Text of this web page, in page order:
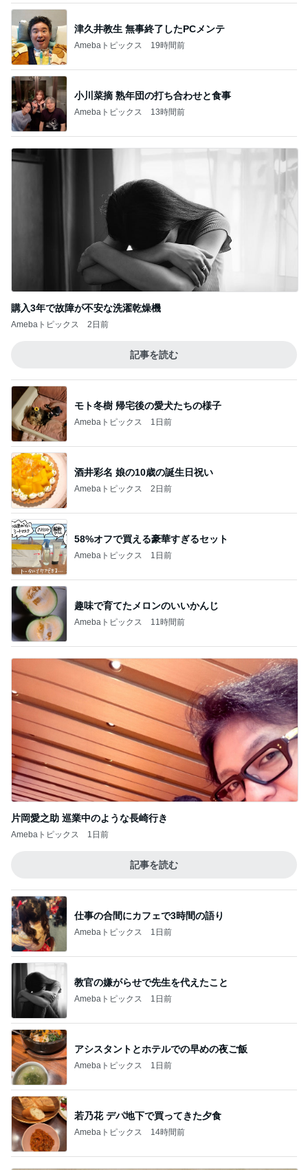
津久井教生 無事終了したPCメンテ
Amebaトピックス 19時間前
小川菜摘 熟年団の打ち合わせと食事
Amebaトピックス 13時間前
購入3年で故障が不安な洗濯乾燥機
Amebaトピックス 2日前
記事を読む
モト冬樹 帰宅後の愛犬たちの様子
Amebaトピックス 1日前
酒井彩名 娘の10歳の誕生日祝い
Amebaトピックス 2日前
58%オフで買える豪華すぎるセット
Amebaトピックス 1日前
趣味で育てたメロンのいいかんじ
Amebaトピックス 11時間前
片岡愛之助 巡業中のような長崎行き
Amebaトピックス 1日前
記事を読む
仕事の合間にカフェで3時間の語り
Amebaトピックス 1日前
教官の嫌がらせで先生を代えたこと
Amebaトピックス 1日前
アシスタントとホテルでの早めの夜ご飯
Amebaトピックス 1日前
若乃花 デパ地下で買ってきた夕食
Amebaトピックス 14時間前